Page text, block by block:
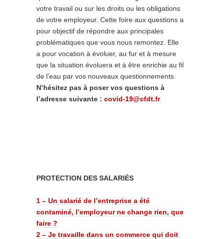
votre travail ou sur les droits ou les obligations
de votre employeur. Cette foire aux questions a
pour objectif de répondre aux principales
problématiques que vous nous remontez. Elle
a pour vocation à évoluer, au fur et à mesure
que la situation évoluera et à être enrichie au fil
de l’eau par vos nouveaux questionnements.
N’hésitez pas à poser vos questions à
l’adresse suivante : covid-19@cfdt.fr
PROTECTION DES SALARIÉS
1 – Un salarié de l’entreprise a été
contaminé, l’employeur ne change rien, que
faire ?
2 – Je travaille dans un commerce qui doit